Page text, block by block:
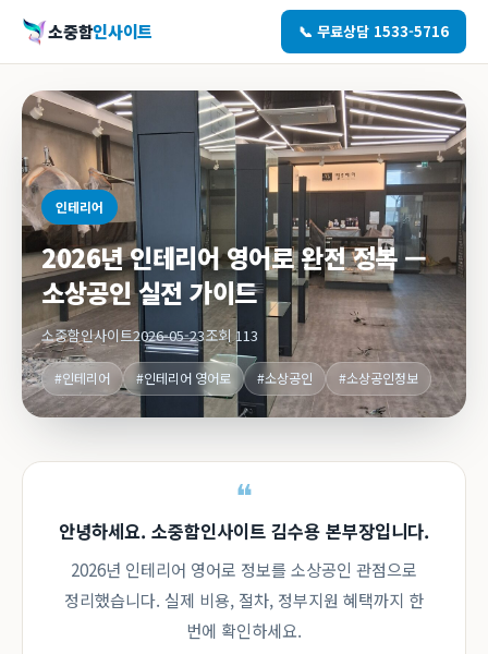
소중함인사이트 📞 무료상담 1533-5716
인테리어
2026년 인테리어 영어로 완전 정복 —
소상공인 실전 가이드
소중함인사이트2026-05-23조회 113
#인테리어 #인테리어 영어로 #소상공인 #소상공인정보
안녕하세요. 소중함인사이트 김수용 본부장입니다.
2026년 인테리어 영어로 정보를 소상공인 관점으로
정리했습니다. 실제 비용, 절차, 정부지원 혜택까지 한
번에 확인하세요.